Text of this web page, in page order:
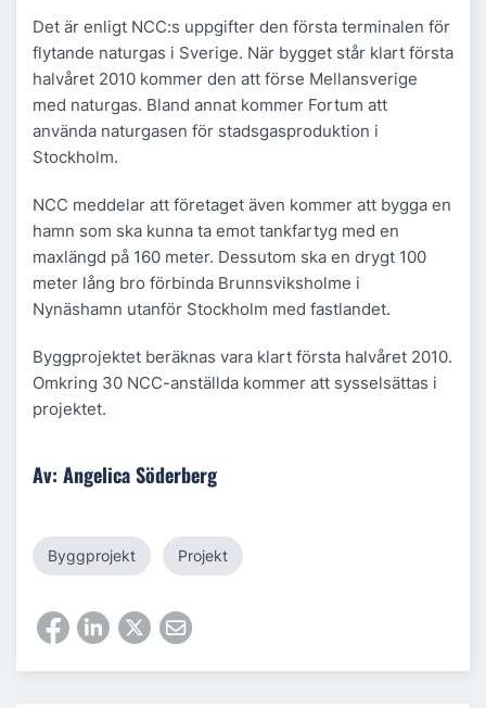
Det är enligt NCC:s uppgifter den första terminalen för
flytande naturgas i Sverige. När bygget står klart första
halvåret 2010 kommer den att förse Mellansverige
med naturgas. Bland annat kommer Fortum att
använda naturgasen för stadsgasproduktion i
Stockholm.
NCC meddelar att företaget även kommer att bygga en
hamn som ska kunna ta emot tankfartyg med en
maxlängd på 160 meter. Dessutom ska en drygt 100
meter lång bro förbinda Brunnsviksholme i
Nynäshamn utanför Stockholm med fastlandet.
Byggprojektet beräknas vara klart första halvåret 2010.
Omkring 30 NCC-anställda kommer att sysselsättas i
projektet.
Av: Angelica Söderberg
Byggprojekt Projekt